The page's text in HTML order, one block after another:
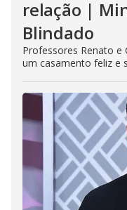
relação |
Blindado
Professores Renato e
um casamento feliz e